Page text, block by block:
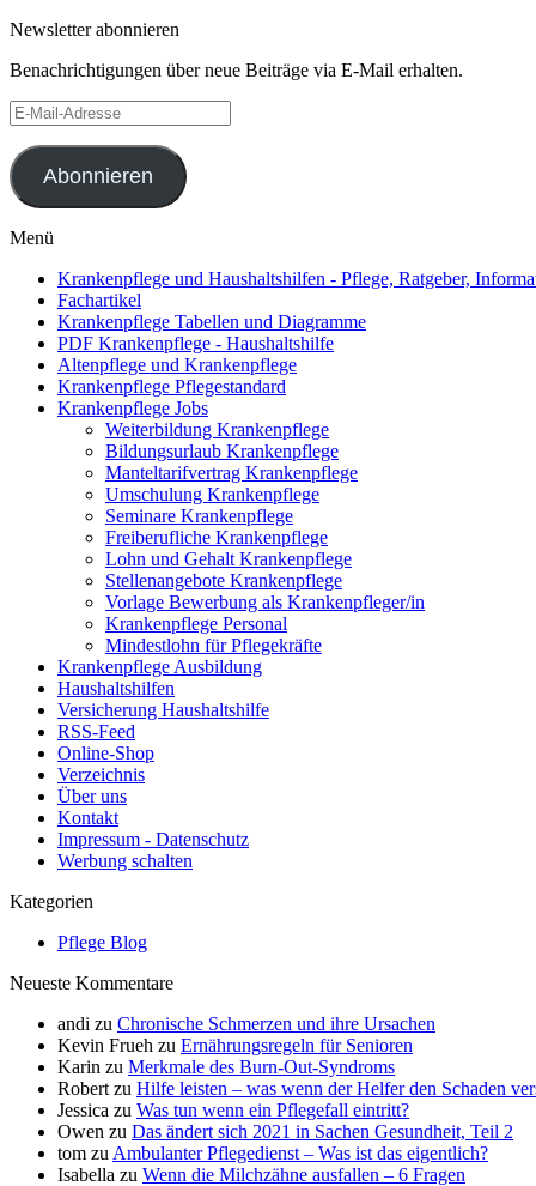
Newsletter abonnieren
Benachrichtigungen über neue Beiträge via E-Mail erhalten.
E-
Mail-
Adresse
Abonnieren
Menü
Krankenpflege und Haushaltshilfen - Pflege, Ratgeber,
Fachartikel
Krankenpflege Tabellen und Diagramme
PDF Krankenpflege - Haushaltshilfe
Altenpflege und Krankenpflege
Krankenpflege Pflegestandard
Krankenpflege Jobs
Weiterbildung Krankenpflege
Bildungsurlaub Krankenpflege
Manteltarifvertrag Krankenpflege
Umschulung Krankenpflege
Seminare Krankenpflege
Freiberufliche Krankenpflege
Lohn und Gehalt Krankenpflege
Stellenangebote Krankenpflege
Vorlage Bewerbung als Krankenpfleger/in
Krankenpflege Personal
Mindestlohn für Pflegekräfte
Krankenpflege Ausbildung
Haushaltshilfen
Versicherung Haushaltshilfe
RSS-Feed
Online-Shop
Verzeichnis
Über uns
Kontakt
Impressum - Datenschutz
Werbung schalten
Kategorien
Pflege Blog
Neueste Kommentare
andi zu Chronische Schmerzen und ihre Ursachen
Kevin Frueh zu Ernährungsregeln für Senioren
Karin zu Merkmale des Burn-Out-Syndroms
Robert zu Hilfe leisten – was wenn der Helfer den Schaden
Jessica zu Was tun wenn ein Pflegefall eintritt?
Owen zu Das ändert sich 2021 in Sachen Gesundheit, Teil 2
tom zu Ambulanter Pflegedienst – Was ist das eigentlich?
Isabella zu Wenn die Milchzähne ausfallen – 6 Fragen